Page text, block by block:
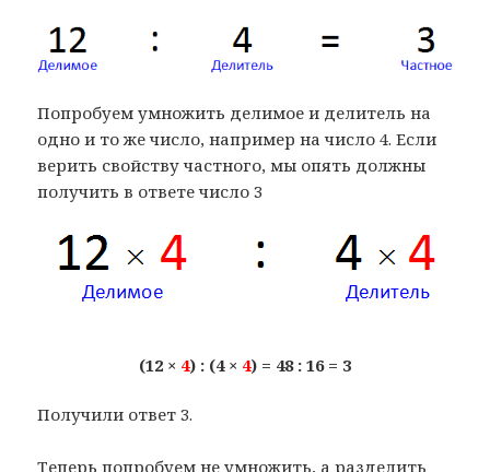
Попробуем умножить делимое и делитель на
одно и то же число, например на число 4. Если
верить свойству частного, мы опять должны
получить в ответе число 3
(12 × 4) : (4 × 4) = 48 : 16 = 3
Получили ответ 3.
Теперь попробуем не умножить, а разделить